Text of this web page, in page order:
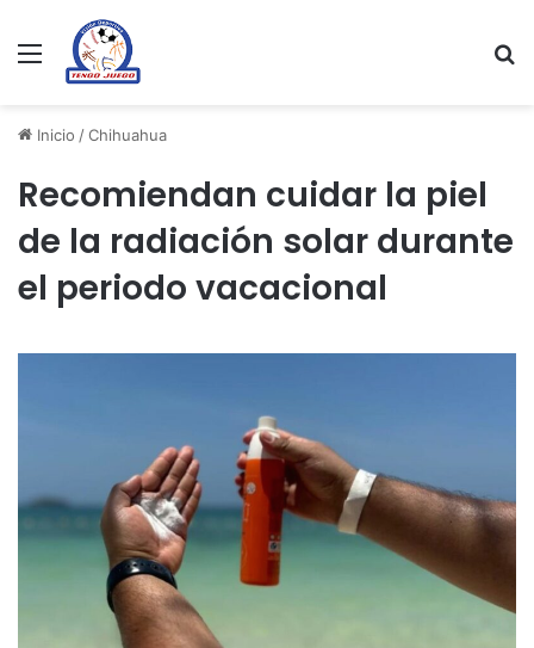
Menu
Inicio /Chihuahua
Recomiendan cuidar la piel
de la radiación solar durante
el periodo vacacional